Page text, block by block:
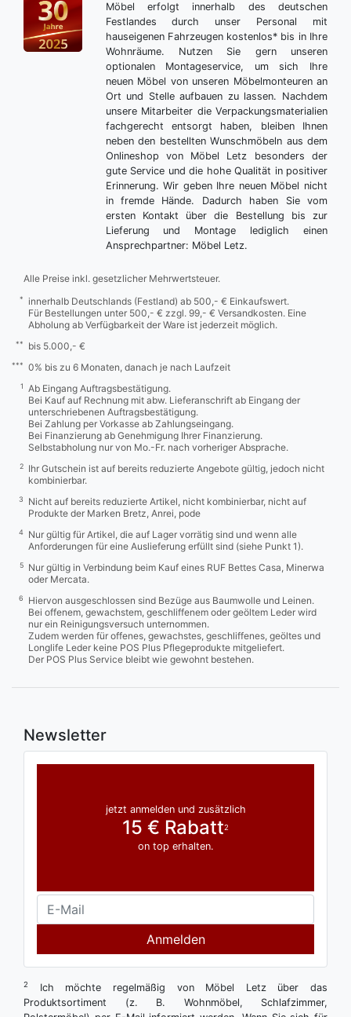
Möbel erfolgt innerhalb des deutschen
Festlandes durch unser Personal mit
hauseigenen Fahrzeugen kostenlos* bis in Ihre
Wohnräume. Nutzen Sie gern unseren
optionalen Montageservice, um sich Ihre
neuen Möbel von unseren Möbelmonteuren an
Ort und Stelle aufbauen zu lassen. Nachdem
unsere Mitarbeiter die Verpackungsmaterialien
fachgerecht entsorgt haben, bleiben Ihnen
neben den bestellten Wunschmöbeln aus dem
Onlineshop von Möbel Letz besonders der
gute Service und die hohe Qualität in positiver
Erinnerung. Wir geben Ihre neuen Möbel nicht
in fremde Hände. Dadurch haben Sie vom
ersten Kontakt über die Bestellung bis zur
Lieferung und Montage lediglich einen
Ansprechpartner: Möbel Letz.
Alle Preise inkl. gesetzlicher Mehrwertsteuer.
*
innerhalb Deutschlands (Festland) ab 500,- € Einkaufswert.
Für Bestellungen unter 500,- € zzgl. 99,- € Versandkosten. Eine
Abholung ab Verfügbarkeit der Ware ist jederzeit möglich.
** bis 5.000,- €
*** 0% bis zu 6 Monaten, danach je nach Laufzeit
1
Ab Eingang Auftragsbestätigung.
Bei Kauf auf Rechnung mit abw. Lieferanschrift ab Eingang der
unterschriebenen Auftragsbestätigung.
Bei Zahlung per Vorkasse ab Zahlungseingang.
Bei Finanzierung ab Genehmigung Ihrer Finanzierung.
Selbstabholung nur von Mo.-Fr. nach vorheriger Absprache.
2
Ihr Gutschein ist auf bereits reduzierte Angebote gültig, jedoch nicht
kombinierbar.
3
Nicht auf bereits reduzierte Artikel, nicht kombinierbar, nicht auf
Produkte der Marken Bretz, Anrei, pode
4
Nur gültig für Artikel, die auf Lager vorrätig sind und wenn alle
Anforderungen für eine Auslieferung erfüllt sind (siehe Punkt 1).
5
Nur gültig in Verbindung beim Kauf eines RUF Bettes Casa, Minerwa
oder Mercata.
6
Hiervon ausgeschlossen sind Bezüge aus Baumwolle und Leinen.
Bei offenem, gewachstem, geschliffenem oder geöltem Leder wird
nur ein Reinigungsversuch unternommen.
Zudem werden für offenes, gewachstes, geschliffenes, geöltes und
Longlife Leder keine POS Plus Pflegeprodukte mitgeliefert.
Der POS Plus Service bleibt wie gewohnt bestehen.
Newsletter
jetzt anmelden und zusätzlich
15 € Rabatt2
on top erhalten.
Anmelden
2
Ich möchte regelmäßig von Möbel Letz über das
Produktsortiment (z. B. Wohnmöbel, Schlafzimmer,